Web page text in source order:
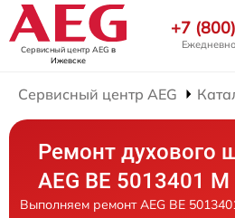
Сервисный центр AEG в
Ижевске
+7
Сервисный центр AEG
Ремонт духового
AEG BE 5013401
Выполняем ремонт AEG BE